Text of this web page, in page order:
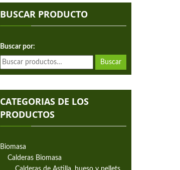
BUSCAR PRODUCTO
Buscar por:
CATEGORIAS DE LOS
PRODUCTOS
Biomasa
Calderas Biomasa